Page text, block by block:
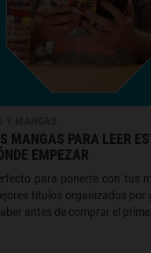
MANGAS PARA LEER
EMPEZAR
para ponerte con tus
títulos organizados por
antes de comprar el